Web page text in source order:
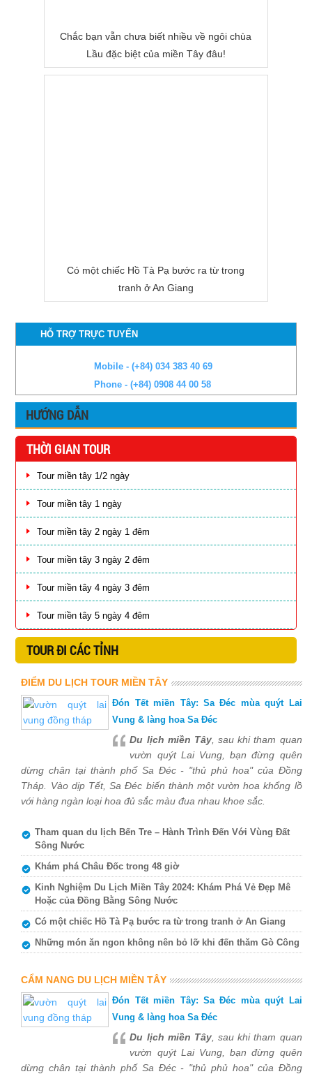
Chắc bạn vẫn chưa biết nhiều về ngôi chùa
Lầu đặc biệt của miền Tây đâu!
Có một chiếc Hồ Tà Pạ bước ra từ trong
tranh ở An Giang
HỖ TRỢ TRỰC TUYẾN
Mobile - (+84) 034 383 40 69
Phone - (+84) 0908 44 00 58
HƯỚNG DẪN
THỜI GIAN TOUR
Tour miền tây 1/2 ngày
Tour miền tây 1 ngày
Tour miền tây 2 ngày 1 đêm
Tour miền tây 3 ngày 2 đêm
Tour miền tây 4 ngày 3 đêm
Tour miền tây 5 ngày 4 đêm
TOUR ĐI CÁC TỈNH
ĐIỂM DU LỊCH TOUR MIỀN TÂY
Đón Tết miền Tây: Sa Đéc mùa quýt Lai
Vung & làng hoa Sa Đéc
Du lịch miền Tây, sau khi tham quan
vườn quýt Lai Vung, bạn đừng quên
dừng chân tại thành phố Sa Đéc - "thủ phủ hoa" của Đồng
Tháp. Vào dịp Tết, Sa Đéc biến thành một vườn hoa khổng lồ
với hàng ngàn loại hoa đủ sắc màu đua nhau khoe sắc.
Tham quan du lịch Bến Tre – Hành Trình Đến Với Vùng Đất
Sông Nước
Khám phá Châu Đốc trong 48 giờ
Kinh Nghiệm Du Lịch Miền Tây 2024: Khám Phá Vẻ Đẹp Mê
Hoặc của Đồng Bằng Sông Nước
Có một chiếc Hồ Tà Pạ bước ra từ trong tranh ở An Giang
Những món ăn ngon không nên bỏ lỡ khi đến thăm Gò Công
CẨM NANG DU LỊCH MIỀN TÂY
Đón Tết miền Tây: Sa Đéc mùa quýt Lai
Vung & làng hoa Sa Đéc
Du lịch miền Tây, sau khi tham quan
vườn quýt Lai Vung, bạn đừng quên
dừng chân tại thành phố Sa Đéc - "thủ phủ hoa" của Đồng